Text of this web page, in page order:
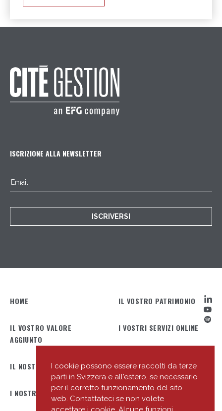
I cookie possono essere raccolti da terze
parti in Svizzera e all'estero, se necessario
per il corretto funzionamento del sito
web. Contattateci se non volete
ISCRIZIONE ALLA NEWSLETTER
ISCRIVERSI
HOME IL VOSTRO PATRIMONIO
IL VOSTRO VALORE
AGGIUNTO
I VOSTRI SERVIZI ONLINE
IL NOSTRO PROFILO IL NOSTRO TEAM
I NOSTRI UFFICI LE NOSTRE NOVITÀ